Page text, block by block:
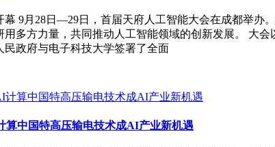
9月28日—29日，首届天府人工智能大会在成都举
多方力量，共同推动人工智能领域的创新发展。 大
政府与电子科技大学签署了全面
算中国特高压输电技术成AI产业新机遇